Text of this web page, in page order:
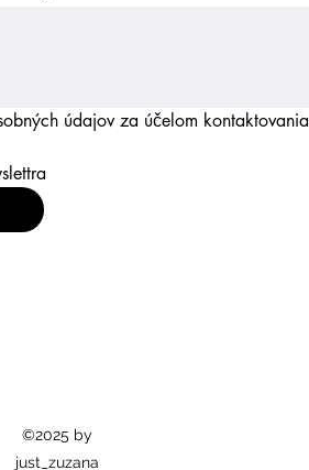
údajov za účelom kontaktovania
©2025 by
just_zuzana